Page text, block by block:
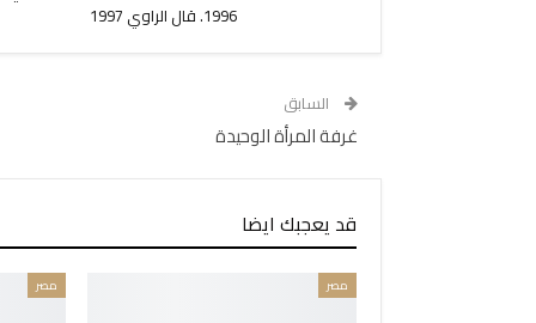
1996. قال الراوي 1997
السابق
غرفة المرأة الوحيدة
قد يعجبك ايضا
مصر مصر